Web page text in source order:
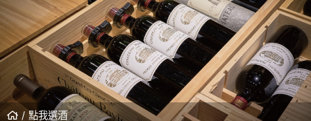
點我選酒